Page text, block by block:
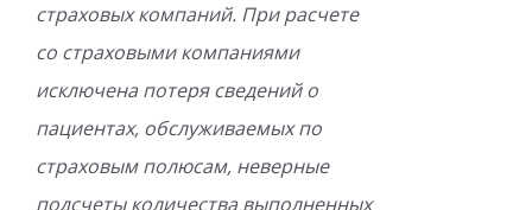
страховых компаний. При расчете
со страховыми компаниями
исключена потеря сведений о
пациентах, обслуживаемых по
страховым полюсам, неверные
подсчеты количества выполненных